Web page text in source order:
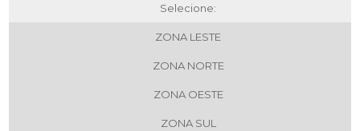
Selecione:
ZONA LESTE
ZONA NORTE
ZONA OESTE
ZONA SUL